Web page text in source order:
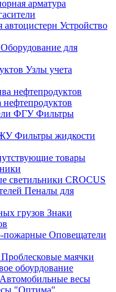
арматура
Устройство
Оборудование для
Узлы учета
нефтепродуктов
Фильтры
Фильтры жидкости
товары
светильники CROCUS
Пеналы для
Знаки
Оповещатели
Проблесковые маячки
обоурдование
Автомобильные весы
"Оптима"